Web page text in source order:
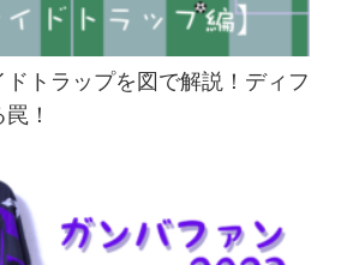
ドトラップを図で解説！ディフ
！